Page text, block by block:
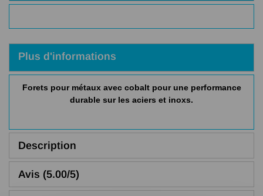
Plus d'informations
Forets pour métaux avec cobalt pour une performance
durable sur les aciers et inoxs.
Description
Avis (5.00/5)